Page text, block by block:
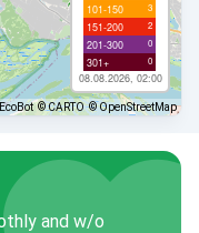
101-150 3
151-200 2
201-300 0
301+ 0
08.08.2026, 02:00
© CARTO © OpenStreetMap
and w/o